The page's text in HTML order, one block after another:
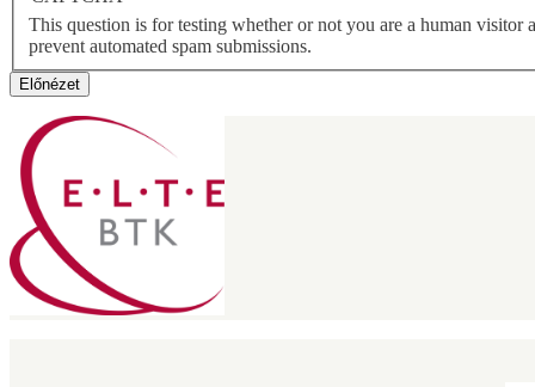
This question is for testing whether or not you are a human visitor
prevent automated spam submissions.